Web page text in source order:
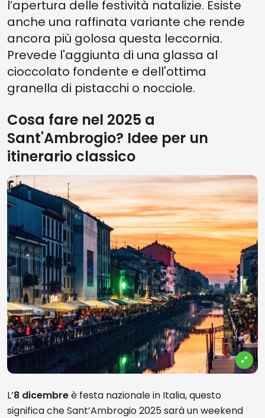
l’apertura delle festività natalizie. Esiste
anche una raffinata variante che rende
ancora più golosa questa leccornia.
Prevede l'aggiunta di una glassa al
cioccolato fondente e dell'ottima
granella di pistacchi o nocciole.
Cosa fare nel 2025 a
Sant'Ambrogio? Idee per un
itinerario classico
L’8 dicembreè festa nazionale in Italia, questo
significa che Sant’Ambrogio 2025 sarà un weekend